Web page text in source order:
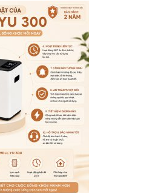
oxy sạch hơn.
sử dụng an toàn.
bỉ.
được nhiều gia đình và cơ sở y tế tin